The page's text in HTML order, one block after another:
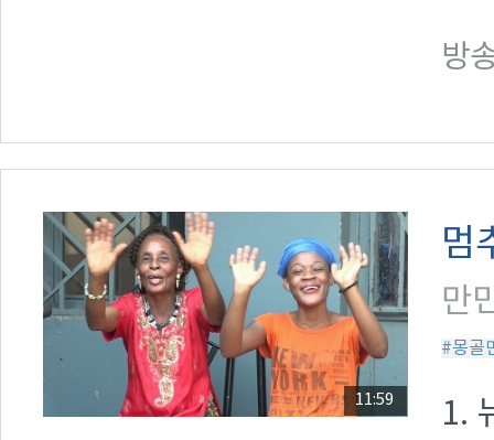
방
11:59
멈
만
#몽골
1.